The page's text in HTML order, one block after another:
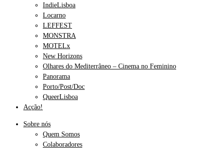
IndieLisboa
Locarno
LEFFEST
MONSTRA
MOTELx
New Horizons
Olhares do Mediterrâneo – Cinema no Feminino
Panorama
Porto/Post/Doc
QueerLisboa
Acção!
Sobre nós
Quem Somos
Colaboradores